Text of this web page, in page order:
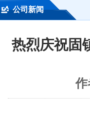
公司新闻
热烈庆祝固